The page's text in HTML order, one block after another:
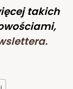
takich
.